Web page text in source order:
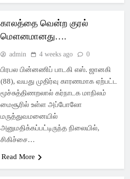
காலத்தை வென்ற குரல்
மௌனமானது….
admin 4 weeks ago 0
பிரபல பின்னணிப் பாடகி எஸ். ஜானகி
(88), வயது முதிர்வு காரணமாக ஏற்பட்ட
மூச்சுத்திணறலால் கர்நாடக மாநிலம்
மைசூரில் உள்ள அப்போலோ
மருத்துவமனையில்
அனுமதிக்கப்பட்டிருந்த நிலையில்,
சிகிச்சை…
Read More